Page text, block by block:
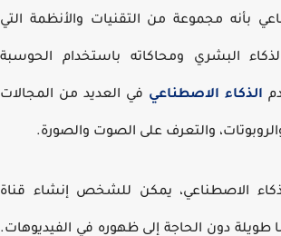
بأنه مجموعة من التقنيات والأنظمة التي
البشري ومحاكاته باستخدام الحوسبة
الذكاء الاصطناعيفي العديد من المجالات
والتعرف على الصوت والصورة.
الاصطناعي، يمكن للشخص إنشاء قناة
دون الحاجة إلى ظهوره في الفيديوهات.